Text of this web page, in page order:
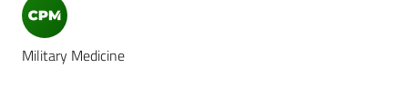
Military Medicine